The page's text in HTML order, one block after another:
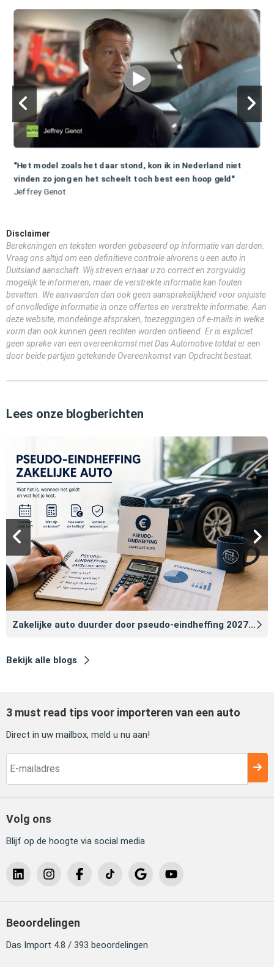
"Het model zoals het daar stond, kon ik in Nederland niet
vinden zo jong en het scheelt toch best een hoop geld"
Jeffrey Genot
Disclaimer
Berekeningen en teksten worden gebaseerd op informatie van derden.
Vraag ons altijd om een definitieve controle alvorens u een auto in
Duitsland aanschaft. Wij streven ernaar u zo correct en zorgvuldig
mogelijk te informeren, maar de verstrekte informatie kan fouten
bevatten. We aanvaarden dan ook geen aansprakelijkheid voor onjuiste
of onvolledige informatie in onze offertes en verstrekte informatie. Aan
deze website, mondelinge afspraken, toezeggingen of e-mails in welke
vorm dan ook kunnen geen rechten worden ontleend. Er is expliciet
geen sprake van een overeenkomst met Das Automotive totdat er een
door beide partijen getekende Overeenkomst van Opdracht bestaat.
Lees onze blogberichten
Zakelijke auto duurder door pseudo‑eindheffing 2027: zo voorkomt u dat
Bekijk alle blogs
3 must read tips voor importeren van een auto
Direct in uw mailbox, meld u nu aan!
Volg ons
Blijf op de hoogte via social media
Beoordelingen
Das Import 4.8 / 393 beoordelingen